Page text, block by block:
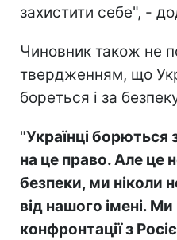
захистити себе", -
Чиновник також не
твердженням, що
бореться і за
"Українці борються
на це право. Але це
безпеки, ми ніколи
від нашого імені.
конфронтації з